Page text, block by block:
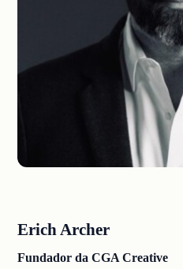
Erich Archer
Fundador da CGA Creative